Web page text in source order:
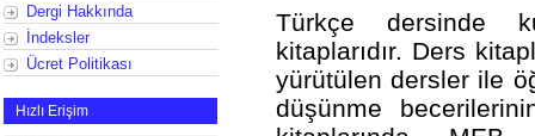
Dergi Hakkında
İndeksler
Ücret Politikası
Hızlı Erişim
Türkçe dersinde
kitaplarıdır. Ders
yürütülen dersler ile
düşünme